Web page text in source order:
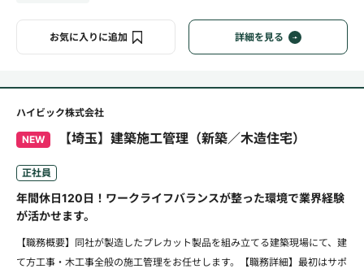
お気に入りに追加 詳細を見る
ハイビック株式会社
NEW 【埼玉】建築施工管理（新築／木造住宅）
正社員
年間休日120日！ワークライフバランスが整った環境で業界経験
が活かせます。
【職務概要】同社が製造したプレカット製品を組み立てる建築現場にて、建
て方工事・木工事全般の施工管理をお任せします。【職務詳細】最初はサポ